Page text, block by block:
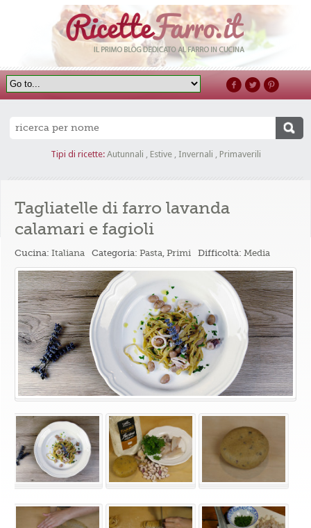
Tipi di ricette: Autunnali , Estive, Invernali , Primaverili
Tagliatelle di farro lavanda
calamari e fagioli
Cucina:Italiana Categoria:Pasta,Primi Difficoltà:Media